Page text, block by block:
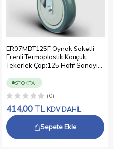
ER07MBT125F Oynak Soketli
Frenli Termoplastik Kauçuk
Tekerlek Çap:125 Hafif Sanayi
Bağlantılı Bilya Rulmanlı
Kauçuk Kaplı Gri Teker
STOKTA
(0)
414,00 TL KDV DAHİL
Sepete Ekle